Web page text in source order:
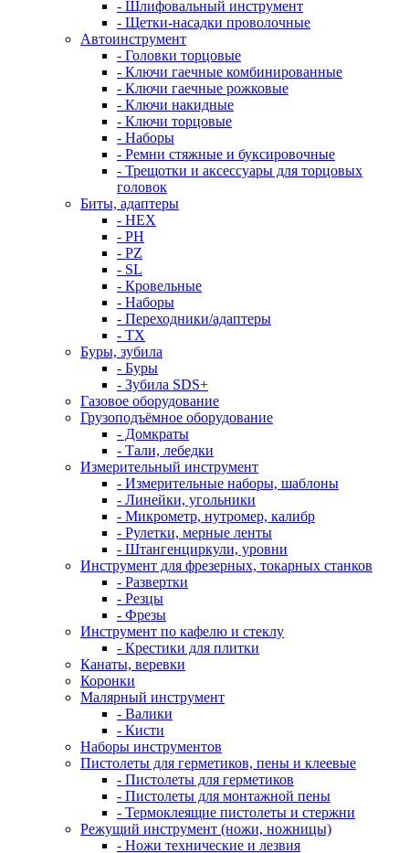
- Шлифовальный инструмент
- Щетки-насадки проволочные
Автоинструмент
- Головки торцовые
- Ключи гаечные комбинированные
- Ключи гаечные рожковые
- Ключи накидные
- Ключи торцовые
- Наборы
- Ремни стяжные и буксировочные
- Трещотки и аксессуары для торцовых
головок
Биты, адаптеры
- HEX
- PH
- PZ
- SL
- Кровельные
- Наборы
- Переходники/адаптеры
- ТX
Буры, зубила
- Буры
- Зубила SDS+
Газовое оборудование
Грузоподъёмное оборудование
- Домкраты
- Тали, лебедки
Измерительный инструмент
- Измерительные наборы, шаблоны
- Линейки, угольники
- Микрометр, нутромер, калибр
- Рулетки, мерные ленты
- Штангенциркули, уровни
Инструмент для фрезерных, токарных станков
- Развертки
- Резцы
- Фрезы
Инструмент по кафелю и стеклу
- Крестики для плитки
Канаты, веревки
Коронки
Малярный инструмент
- Валики
- Кисти
Наборы инструментов
Пистолеты для герметиков, пены и клеевые
- Пистолеты для герметиков
- Пистолеты для монтажной пены
- Термоклеящие пистолеты и стержни
Режущий инструмент (ножи, ножницы)
- Ножи технические и лезвия